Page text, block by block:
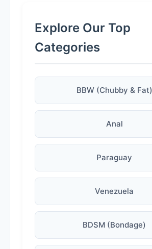
Explore Our Top
Categories
BBW (Chubby & Fat)
Anal
Paraguay
Venezuela
BDSM (Bondage)